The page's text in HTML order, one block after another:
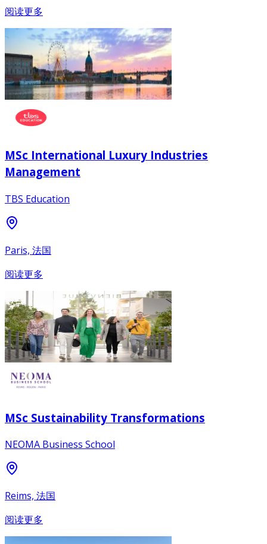
阅读更多
MSc International Luxury Industries
Management
TBS Education
Paris, 法国
阅读更多
MSc Sustainability Transformations
NEOMA Business School
Reims, 法国
阅读更多